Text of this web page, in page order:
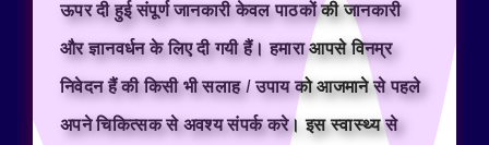
ऊपर दी हुई संपूर्ण जानकारी केवल पाठकों की जानकारी
और ज्ञानवर्धन के लिए दी गयी हैं। हमारा आपसे विनम्र
निवेदन हैं की किसी भी सलाह / उपाय को आजमाने से पहले
अपने चिकित्सक से अवश्य संपर्क करे। इस स्वास्थ्य से